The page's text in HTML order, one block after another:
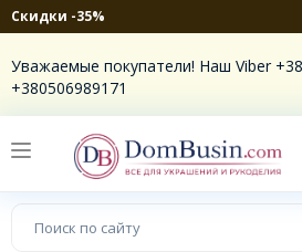
Скидки -35%
Уважаемые покупатели! Наш Viber
+380506989171